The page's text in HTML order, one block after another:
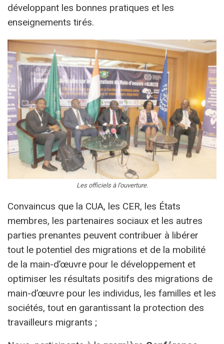
développant les bonnes pratiques et les
enseignements tirés.
Les officiels à l’ouverture.
Convaincus que la CUA, les CER, les États
membres, les partenaires sociaux et les autres
parties prenantes peuvent contribuer à libérer
tout le potentiel des migrations et de la mobilité
de la main-d’œuvre pour le développement et
optimiser les résultats positifs des migrations de
main-d’œuvre pour les individus, les familles et les
sociétés, tout en garantissant la protection des
travailleurs migrants ;